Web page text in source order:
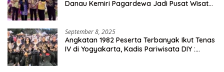
Danau Kemiri Pagardewa Jadi Pusat Wisata
September 8, 2025
Angkatan 1982 Peserta Terbanyak Ikut Tenas
IV di Yogyakarta, Kadis Pariwisata DIY :